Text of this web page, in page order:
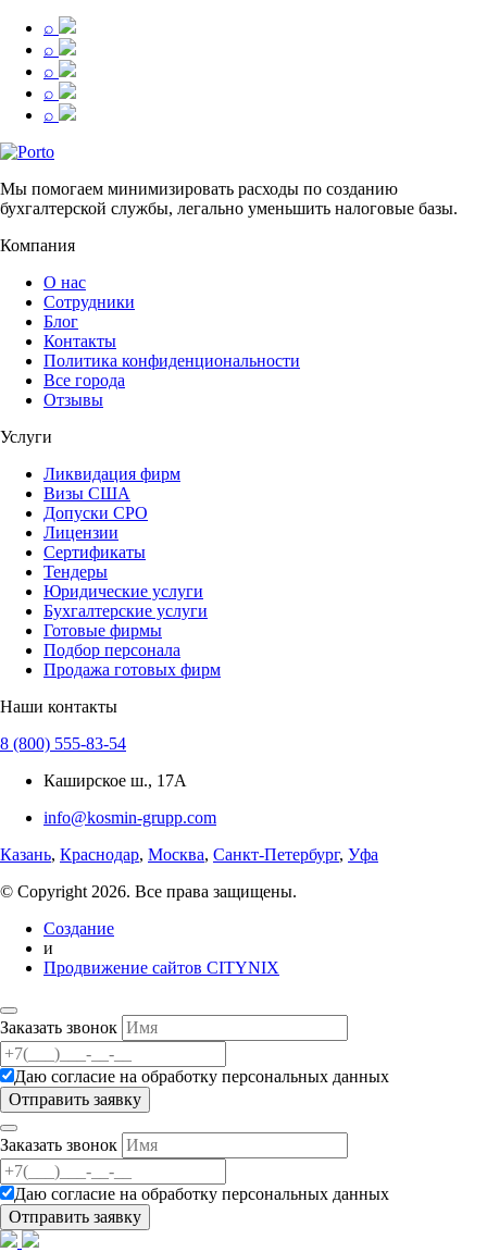
⌕
⌕
⌕
⌕
⌕
Мы помогаем минимизировать расходы по созданию
бухгалтерской службы, легально уменьшить налоговые базы.
Компания
О нас
Сотрудники
Блог
Контакты
Политика конфиденциональности
Все города
Отзывы
Услуги
Ликвидация фирм
Визы США
Допуски СРО
Лицензии
Сертификаты
Тендеры
Юридические услуги
Бухгалтерские услуги
Готовые фирмы
Подбор персонала
Продажа готовых фирм
Наши контакты
8 (800) 555-83-54
Каширское ш., 17А
info@kosmin-grupp.com
Казань, Краснодар, Москва, Санкт-Петербург, Уфа
© Copyright 2026. Все права защищены.
Создание
и
Продвижение сайтов CITYNIX
Заказать звонок
Даю согласие на обработку персональных данных
Заказать звонок
Даю согласие на обработку персональных данных